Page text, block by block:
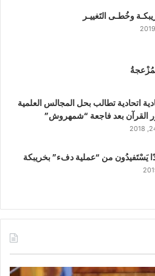
وخُطـى التَغييـر
اتحادية تطالب بحل المجالس العلمية
القرآن بعد فاجعة “شمهروش”